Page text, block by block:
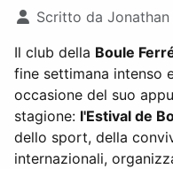
Dettagli
Scritto da Jonathan
Il club della Boule
fine settimana intenso
occasione del suo
stagione: l'Estival de
dello sport, della
internazionali,